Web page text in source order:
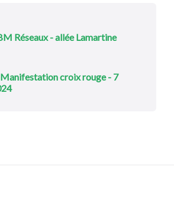
Réseaux - allée Lamartine
croix rouge - 7